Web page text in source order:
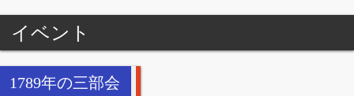
イベント
1789年の三部会